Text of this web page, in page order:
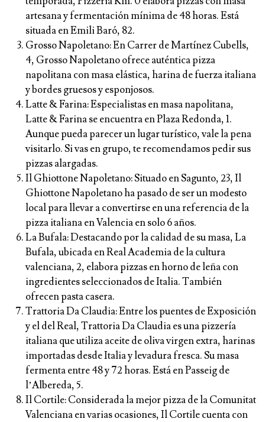
artesana y fermentación mínima de 48 horas. Está
situada en Emili Baró, 82.
Grosso Napoletano:En Carrer de Martínez Cubells,
4, Grosso Napoletano ofrece auténtica pizza
napolitana con masa elástica, harina de fuerza italiana
y bordes gruesos y esponjosos.
Latte & Farina:Especialistas en masa napolitana,
Latte & Farina se encuentra en Plaza Redonda, 1.
Aunque pueda parecer un lugar turístico, vale la pena
visitarlo. Si vas en grupo, te recomendamos pedir sus
pizzas alargadas.
Il Ghiottone Napoletano:Situado en Sagunto, 23, Il
Ghiottone Napoletano ha pasado de ser un modesto
local para llevar a convertirse en una referencia de la
pizza italiana en Valencia en solo 6 años.
La Bufala:Destacando por la calidad de su masa, La
Bufala, ubicada en Real Academia de la cultura
valenciana, 2, elabora pizzas en horno de leña con
ingredientes seleccionados de Italia. También
ofrecen pasta casera.
Trattoria Da Claudia:Entre los puentes de Exposición
y el del Real, Trattoria Da Claudia es una pizzería
italiana que utiliza aceite de oliva virgen extra, harinas
importadas desde Italia y levadura fresca. Su masa
fermenta entre 48 y 72 horas. Está en Passeig de
l’Albereda, 5.
Il Cortile:Considerada la mejor pizza de la Comunitat
Valenciana en varias ocasiones, Il Cortile cuenta con